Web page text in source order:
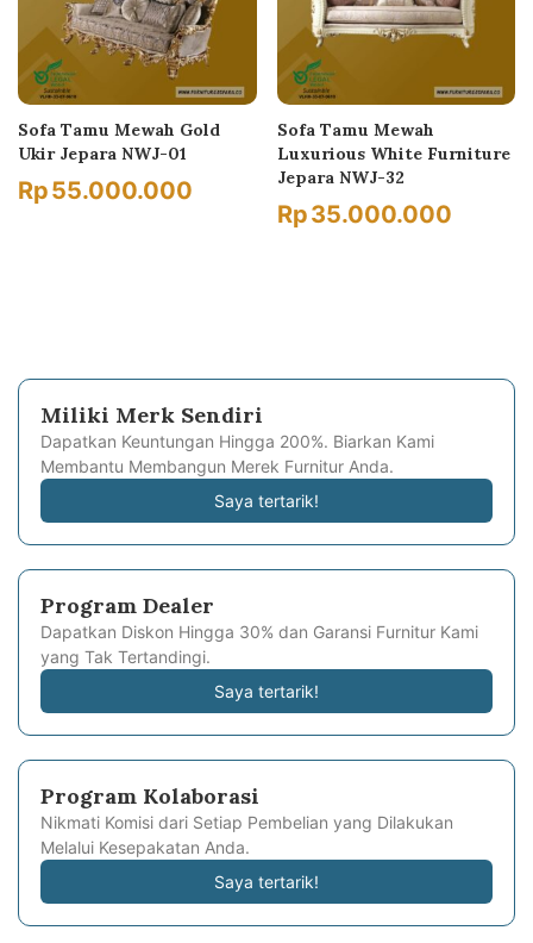
Sofa Tamu Mewah Gold
Ukir Jepara NWJ-01
Rp55.000.000
Sofa Tamu Mewah
Luxurious White Furniture
Jepara NWJ-32
Rp35.000.000
Miliki Merk Sendiri
Dapatkan Keuntungan Hingga 200%. Biarkan Kami
Membantu Membangun Merek Furnitur Anda.
Saya tertarik!
Program Dealer
Dapatkan Diskon Hingga 30% dan Garansi Furnitur Kami
yang Tak Tertandingi.
Saya tertarik!
Program Kolaborasi
Nikmati Komisi dari Setiap Pembelian yang Dilakukan
Melalui Kesepakatan Anda.
Saya tertarik!